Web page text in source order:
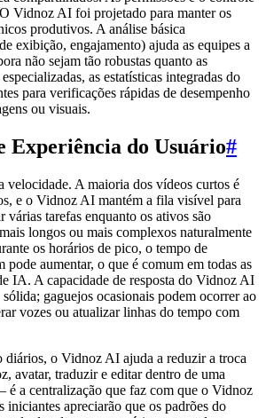
Vidnoz AI foi projetado para manter os
produtivos. A análise básica
exibição, engajamento) ajuda as equipes a
não sejam tão robustas quanto as
as estatísticas integradas do
para verificações rápidas de desempenho
ou visuais.
Experiência do Usuário#
A maioria dos vídeos curtos é
e o Vidnoz AI mantém a fila visível para
várias tarefas enquanto os ativos são
longos ou mais complexos naturalmente
os horários de pico, o tempo de
pode aumentar, o que é comum em todas as
IA. A capacidade de resposta do Vidnoz AI
gaguejos ocasionais podem ocorrer ao
vozes ou atualizar linhas do tempo com
diários, o Vidnoz AI ajuda a reduzir a troca
avatar, traduzir e editar dentro de uma
é a centralização que faz com que o Vidnoz
iniciantes apreciarão que os padrões do